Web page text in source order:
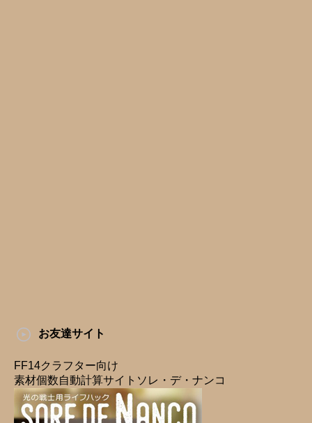
お友達サイト
FF14クラフター向け
素材個数自動計算サイトソレ・デ・ナンコ